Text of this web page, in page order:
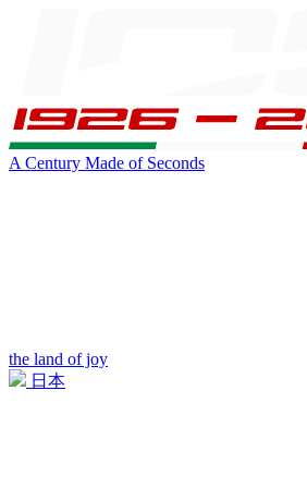
A Century Made of Seconds
the land of joy
日本